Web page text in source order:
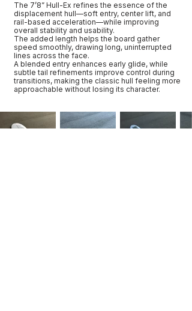
The 7’8” Hull-Ex refines the essence of the
displacement hull—soft entry, center lift, and
rail-based acceleration—while improving
overall stability and usability.
The added length helps the board gather
speed smoothly, drawing long, uninterrupted
lines across the face.
A blended entry enhances early glide, while
subtle tail refinements improve control during
transitions, making the classic hull feeling more
approachable without losing its character.